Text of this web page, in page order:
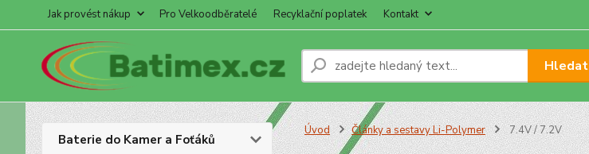
Jak provést nákup Pro Velkoodběratelé Recyklační poplatek Kontakt
Hledat
Baterie do Kamer a Foťáků
Úvod Články a sestavy Li-Polymer 7.4V / 7.2V